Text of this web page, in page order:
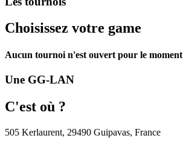
Choisissez votre game
Aucun tournoi n'est ouvert pour le moment
Une GG-LAN
C'est où ?
505 Kerlaurent, 29490 Guipavas, France